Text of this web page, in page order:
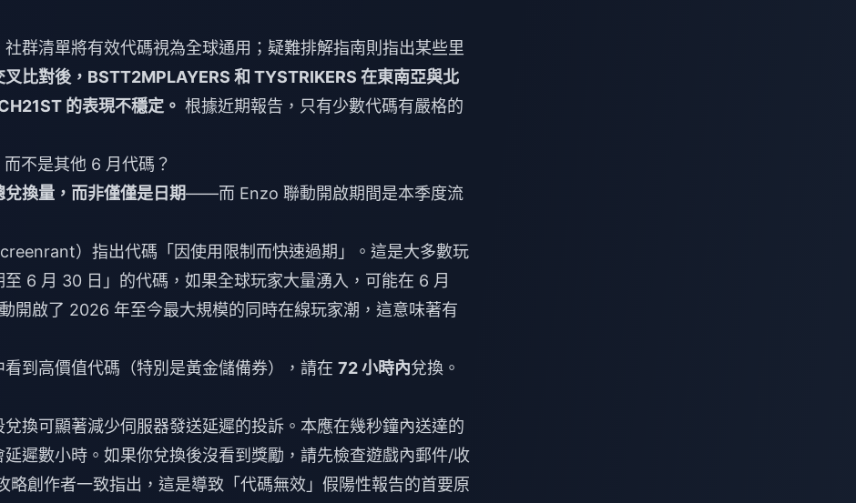
群清單將有效代碼視為全球通用；疑難排解指南則指出某些里
叉比對後，BSTT2MPLAYERS 和 TYSTRIKERS 在東南亞與北
的表現不穩定。 根據近期報告，只有少數代碼有嚴格的
不是其他 6 月代碼？
兌換量，而非僅僅是日期——而 Enzo 聯動開啟期間是本季度流
）指出代碼「因使用限制而快速過期」。這是大多數玩
6 月 30 日」的代碼，如果全球玩家大量湧入，可能在 6 月
開啟了 2026 年至今最大規模的同時在線玩家潮，這意味著有
到高價值代碼（特別是黃金儲備券），請在 72 小時內兌換。
換可顯著減少伺服器發送延遲的投訴。本應在幾秒鐘內送達的
遲數小時。如果你兌換後沒看到獎勵，請先檢查遊戲內郵件/收
創作者一致指出，這是導致「代碼無效」假陽性報告的首要原